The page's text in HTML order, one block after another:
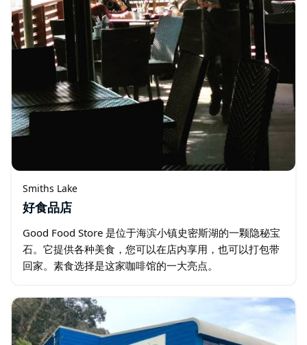
Smiths Lake
好食品店
Good Food Store 是位于海滨小镇史密斯湖的一颗隐秘宝
石。它提供各种美食，您可以在店内享用，也可以打包带
回家。素食选择是这家咖啡馆的一大亮点。